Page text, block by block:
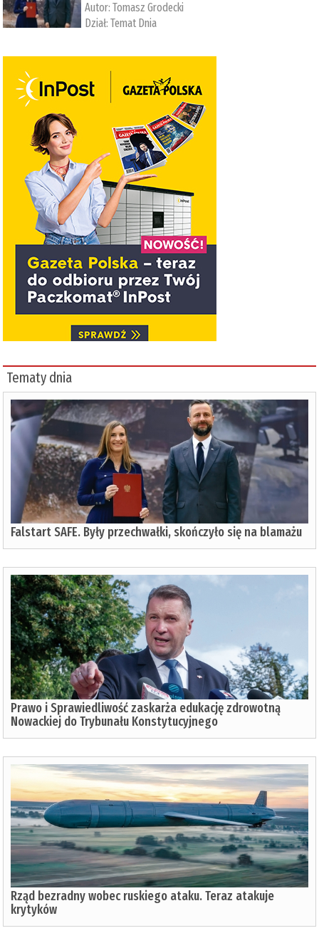
Autor:Tomasz Grodecki
Dział:Temat Dnia
Tematy dnia
Falstart SAFE. Były przechwałki, skończyło się na blamażu
Prawo i Sprawiedliwość zaskarża edukację zdrowotną
Nowackiej do Trybunału Konstytucyjnego
Rząd bezradny wobec ruskiego ataku. Teraz atakuje
krytyków